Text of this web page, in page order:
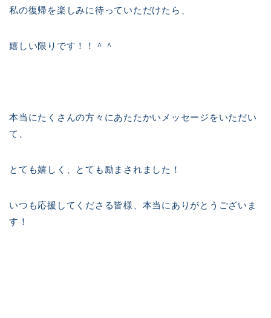
私の復帰を楽しみに待っていただけたら、
嬉しい限りです！！＾＾
本当にたくさんの方々にあたたかいメッセージをいただい
て、
とても嬉しく、とても励まされました！
いつも応援してくださる皆様、本当にありがとうございま
す！